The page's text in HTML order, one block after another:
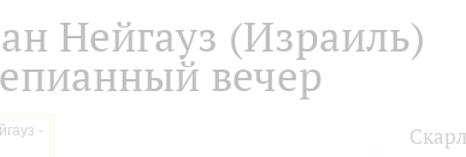
Нейгауз (Израиль)
вечер